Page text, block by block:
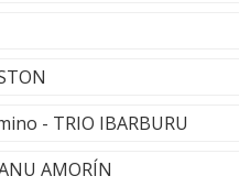
- TRIO IBARBURU
AMORÍN